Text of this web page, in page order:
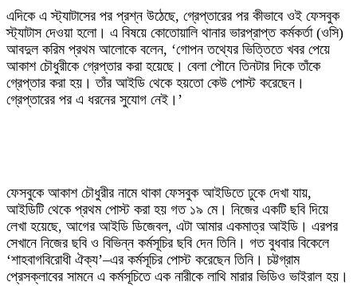
‎এদিকে এ স্ট্যাটাসের পর প্রশ্ন উঠেছে, গ্রেপ্তারের পর কীভাবে ওই ফেসবুক
স্ট্যাটাস দেওয়া হলো। এ বিষয়ে কোতোয়ালি থানার ভারপ্রাপ্ত কর্মকর্তা (ওসি)
আবদুল করিম প্রথম আলোকে বলেন, ‘গোপন তথ্যের ভিত্তিতে খবর পেয়ে
আকাশ চৌধুরীকে গ্রেপ্তার করা হয়েছে। বেলা পৌনে তিনটার দিকে তাঁকে
গ্রেপ্তার করা হয়। তাঁর আইডি থেকে হয়তো কেউ পোস্ট করেছেন।
গ্রেপ্তারের পর এ ধরনের সুযোগ নেই।’
‎ফেসবুকে আকাশ চৌধুরীর নামে থাকা ফেসবুক আইডিতে ঢুকে দেখা যায়,
আইডিটি থেকে প্রথম পোস্ট করা হয় গত ১৯ মে। নিজের একটি ছবি দিয়ে
লেখা হয়েছে, আগের আইডি ডিজেবল, এটা আমার একমাত্র আইডি। এরপর
সেখানে নিজের ছবি ও বিভিন্ন কর্মসূচির ছবি দেন তিনি। গত বুধবার বিকেলে
‘শাহবাগবিরোধী ঐক্য’–এর কর্মসূচির পোস্ট করেছেন তিনি। চট্টগ্রাম
প্রেসক্লাবের সামনে এ কর্মসূচিতে এক নারীকে লাথি মারার ভিডিও ভাইরাল হয়।